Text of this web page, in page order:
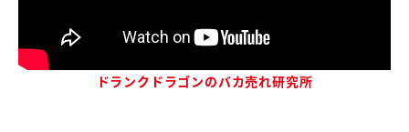
ドランクドラゴンのバカ売れ研究所